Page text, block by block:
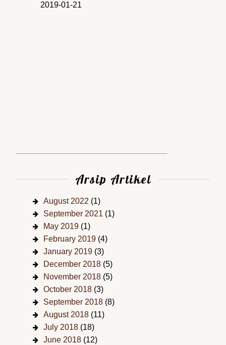
2019-01-21
Arsip Artikel
August 2022 (1)
September 2021 (1)
May 2019 (1)
February 2019 (4)
January 2019 (3)
December 2018 (5)
November 2018 (5)
October 2018 (3)
September 2018 (8)
August 2018 (11)
July 2018 (18)
June 2018 (12)